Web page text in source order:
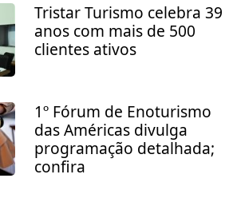
Tristar Turismo celebra 39
anos com mais de 500
clientes ativos
1º Fórum de Enoturismo
das Américas divulga
programação detalhada;
confira